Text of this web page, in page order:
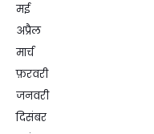
मई
अप्रैल
मार्च
फ़रवरी
जनवरी
दिसंबर